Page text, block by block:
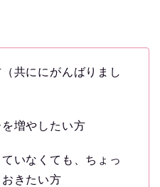
共ににがんばりまし
を増やしたい方
いなくても、ちょっ
きたい方